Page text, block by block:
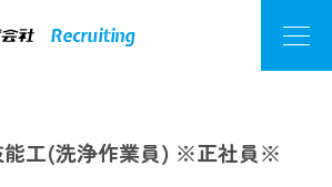
Recruiting
能工(洗浄作業員) ※正社員※